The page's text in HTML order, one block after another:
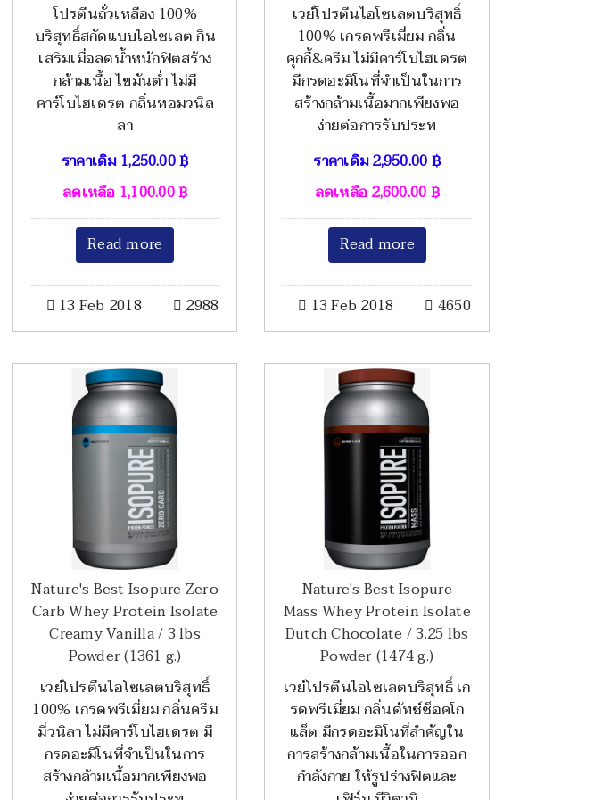
โปรตีนถั่วเหลือง 100%
บริสุทธิ์สกัดแบบไอโซเลต กิน
เสริมเมื่อลดน้ำหนักฟิตสร้าง
กล้ามเนื้อ ไขมันต่ำ ไม่มี
คาร์โบไฮเดรต กลิ่นหอมวนิล
ลา
ราคาเดิม1,250.00฿
ลดเหลือ 1,100.00฿
Read more
13 Feb 2018 2988
เวย์โปรตีนไอโซเลตบริสุทธิ์
100% เกรดพรีเมี่ยม กลิ่น
คุกกี้&ครีม ไม่มีคาร์โบไฮเดรต
มีกรดอะมิโนที่จำเป็นในการ
สร้างกล้ามเนื้อมากเพียงพอ
ง่ายต่อการรับประท
ราคาเดิม2,950.00฿
ลดเหลือ2,600.00฿
Read more
13 Feb 2018 4650
Nature's Best Isopure Zero
Carb Whey Protein Isolate
Creamy Vanilla / 3 lbs
Powder (1361 g.)
เวย์โปรตีนไอโซเลตบริสุทธิ์
100% เกรดพรีเมี่ยม กลิ่นครีม
มี่วนิลา ไม่มีคาร์โบไฮเดรต มี
กรดอะมิโนที่จำเป็นในการ
สร้างกล้ามเนื้อมากเพียงพอ
Nature's Best Isopure
Mass Whey Protein Isolate
Dutch Chocolate / 3.25 lbs
Powder (1474 g.)
เวย์โปรตีนไอโซเลตบริสุทธิ์ เก
รดพรีเมี่ยม กลิ่นดัทช์ช็อคโก
แล็ต มีกรดอะมิโนที่สำคัญใน
การสร้างกล้ามเนื้อในการออก
กำลังกาย ให้รูปร่างฟิตและ